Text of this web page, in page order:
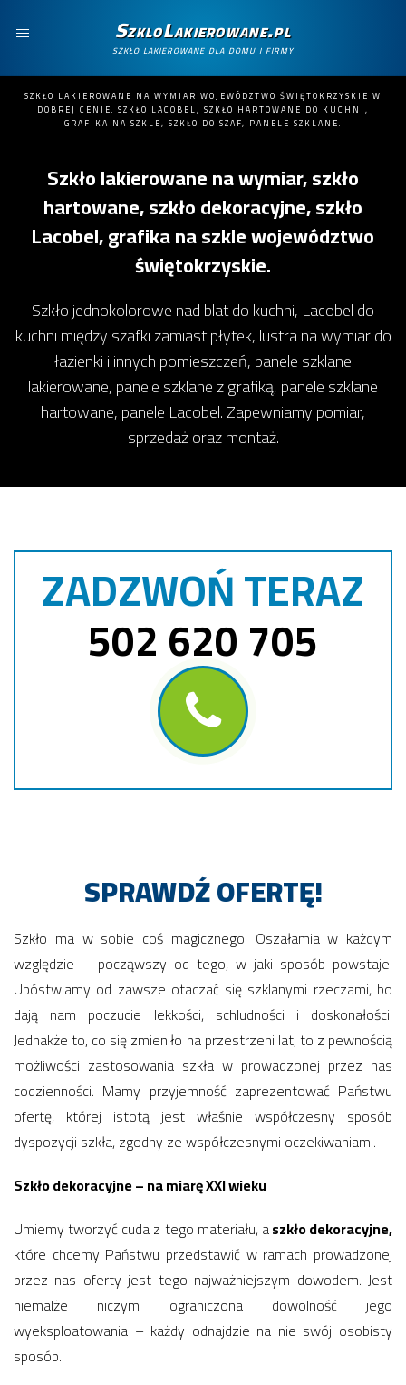
SzkloLakierowane.pl
szkło lakierowane dla domu i firmy
SZKŁO LAKIEROWANE NA WYMIAR WOJEWÓDZTWO ŚWIĘTOKRZYSKIE W
DOBREJ CENIE. SZKŁO LACOBEL, SZKŁO HARTOWANE DO KUCHNI,
GRAFIKA NA SZKLE, SZKŁO DO SZAF, PANELE SZKLANE.
Szkło lakierowane na wymiar, szkło
hartowane, szkło dekoracyjne, szkło
Lacobel, grafika na szkle województwo
świętokrzyskie.
Szkło jednokolorowe nad blat do kuchni, Lacobel do
kuchni między szafki zamiast płytek, lustra na wymiar do
łazienki i innych pomieszczeń, panele szklane
lakierowane, panele szklane z grafiką, panele szklane
hartowane, panele Lacobel. Zapewniamy pomiar,
sprzedaż oraz montaż.
ZADZWOŃ TERAZ
502 620 705
SPRAWDŹ OFERTĘ!
Szkło ma w sobie coś magicznego. Oszałamia w każdym
względzie – począwszy od tego, w jaki sposób powstaje.
Ubóstwiamy od zawsze otaczać się szklanymi rzeczami, bo
dają nam poczucie lekkości, schludności i doskonałości.
Jednakże to, co się zmieniło na przestrzeni lat, to z pewnością
możliwości zastosowania szkła w prowadzonej przez nas
codzienności. Mamy przyjemność zaprezentować Państwu
ofertę, której istotą jest właśnie współczesny sposób
dyspozycji szkła, zgodny ze współczesnymi oczekiwaniami.
Szkło dekoracyjne – na miarę XXI wieku
Umiemy tworzyć cuda z tego materiału, aszkło dekoracyjne,
które chcemy Państwu przedstawić w ramach prowadzonej
przez nas oferty jest tego najważniejszym dowodem. Jest
niemalże niczym ograniczona dowolność jego
wyeksploatowania – każdy odnajdzie na nie swój osobisty
sposób.